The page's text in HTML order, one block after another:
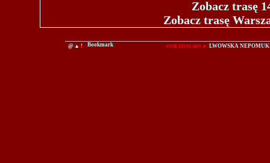
Zobacz trasę
Zobacz trasę
@ ▲ ! inne szuflady ► LWOWSKA